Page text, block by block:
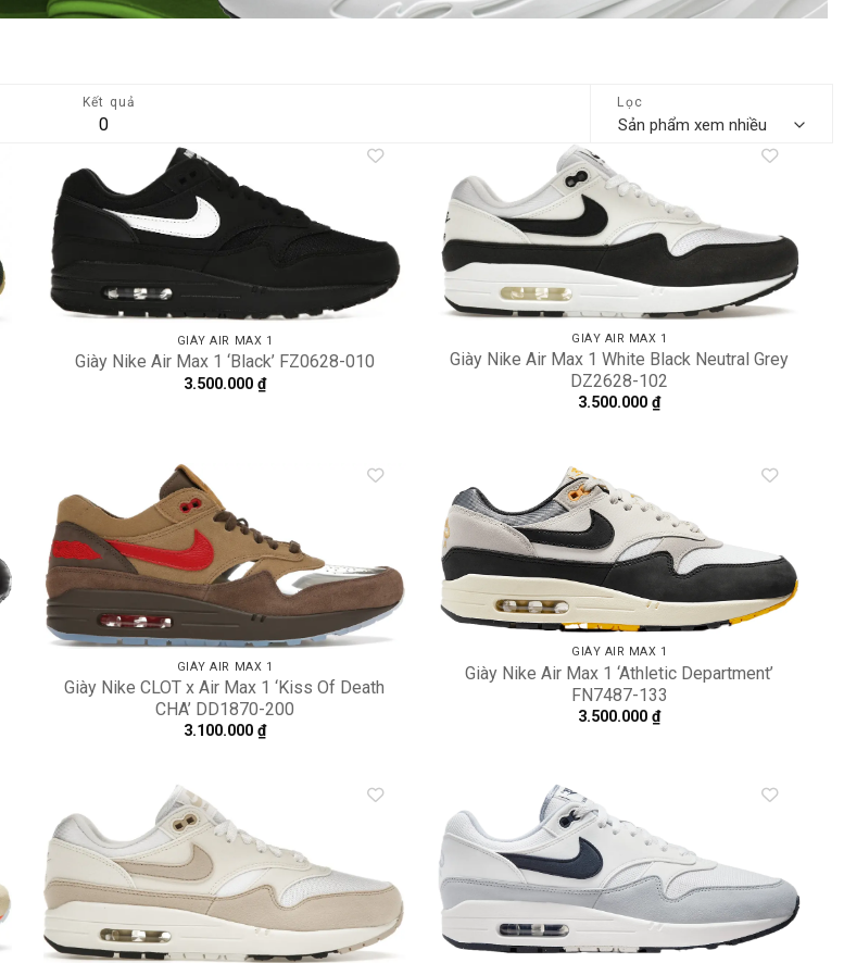
Kết quả
0
Lọc
GIÀY AIR MAX 1
Giày Nike Air Max 1 ‘Black’ FZ0628-010
3.500.000 ₫
GIÀY AIR MAX 1
Giày Nike Air Max 1 White Black Neutral Grey
DZ2628-102
3.500.000₫
GIÀY AIR MAX 1
Giày Nike CLOT x Air Max 1 ‘Kiss Of Death
CHA’ DD1870-200
3.100.000 ₫
GIÀY AIR MAX 1
Giày Nike Air Max 1 ‘Athletic Department’
FN7487-133
3.500.000₫